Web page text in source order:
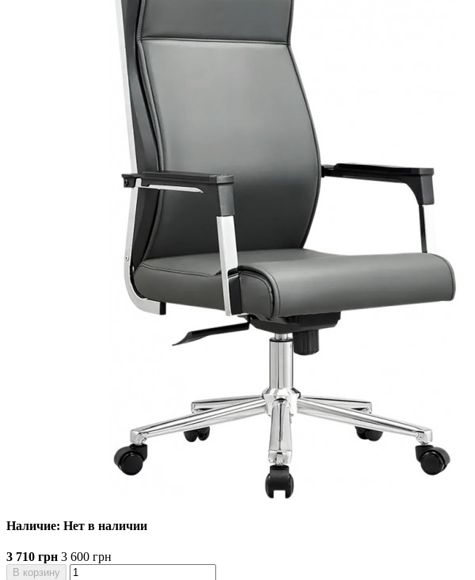
Наличие: Нет в наличии
3 710 грн 3 600 грн
В корзину